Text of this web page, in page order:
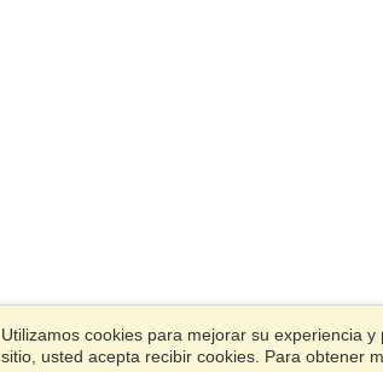
Utilizamos cookies para mejorar su experiencia
sitio, usted acepta recibir cookies. Para obtener